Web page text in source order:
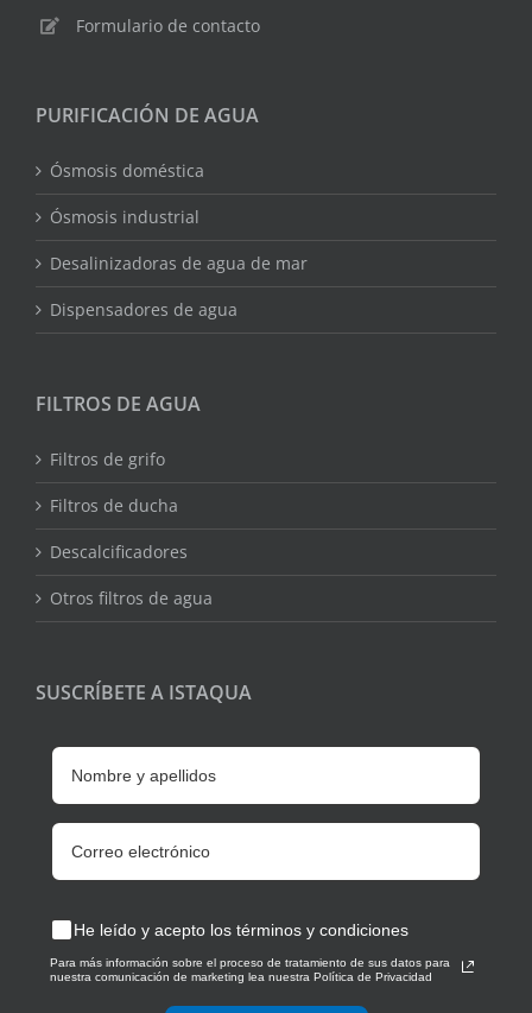
Formulario de contacto
PURIFICACIÓN DE AGUA
Ósmosis doméstica
Ósmosis industrial
Desalinizadoras de agua de mar
Dispensadores de agua
FILTROS DE AGUA
Filtros de grifo
Filtros de ducha
Descalcificadores
Otros filtros de agua
SUSCRÍBETE A ISTAQUA
He leído y acepto los términos y condiciones
Para más información sobre el proceso de tratamiento de sus datos para
nuestra comunicación de marketing lea nuestra Política de Privacidad